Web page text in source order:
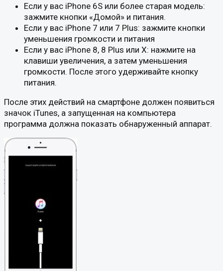
Если у вас iPhone 6S или более старая модель:
зажмите кнопки «Домой» и питания.
Если у вас iPhone 7 или 7 Plus: зажмите кнопки
уменьшения громкости и питания
Если у вас iPhone 8, 8 Plus или X: нажмите на
клавиши увеличения, а затем уменьшения
громкости. После этого удерживайте кнопку
питания.
После этих действий на смартфоне должен появиться
значок iTunes, а запущенная на компьютера
программа должна показать обнаруженный аппарат.